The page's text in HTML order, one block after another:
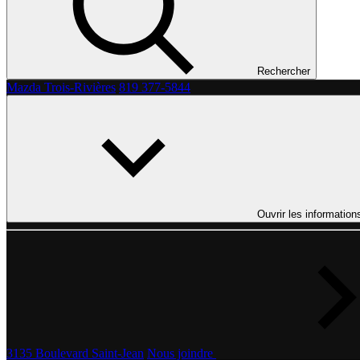
Rechercher
Mazda Trois-Rivières 819 377-5844
Ouvrir les
3135 Boulevard Saint-Jean Nous joindre